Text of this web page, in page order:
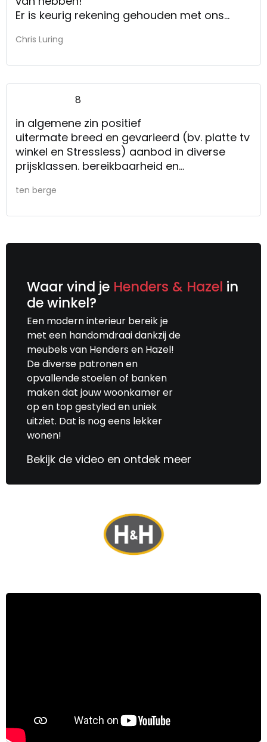
Er is keurig rekening gehouden met ons
Chris Luring
8
in algemene zin positief
uitermate breed en gevarieerd (bv. platte tv
winkel en Stressless) aanbod in diverse
prijsklassen. bereikbaarheid en
ten berge
Waar vind je Henders & Hazel in
de winkel?
Een modern interieur bereik je
met een handomdraai dankzij de
meubels van Henders en Hazel!
De diverse patronen en
opvallende stoelen of banken
maken dat jouw woonkamer er
op en top gestyled en uniek
uitziet. Dat is nog eens lekker
wonen!
Bekijk de video en ontdek meer